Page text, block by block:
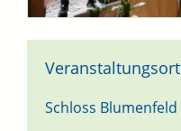
Veranstaltungsort
Schloss Blumenfeld